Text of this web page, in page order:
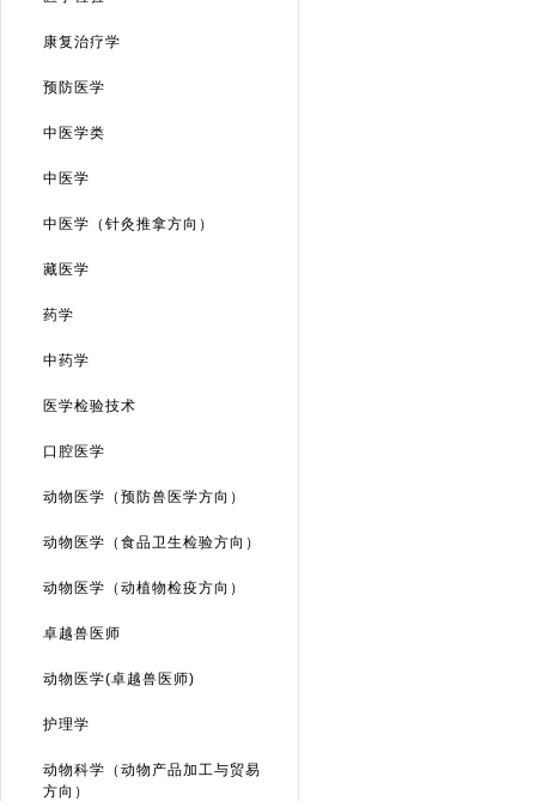
康复治疗学
预防医学
中医学类
中医学
中医学（针灸推拿方向）
藏医学
药学
中药学
医学检验技术
口腔医学
动物医学（预防兽医学方向）
动物医学（食品卫生检验方向）
动物医学（动植物检疫方向）
卓越兽医师
动物医学(卓越兽医师)
护理学
动物科学（动物产品加工与贸易
方向）